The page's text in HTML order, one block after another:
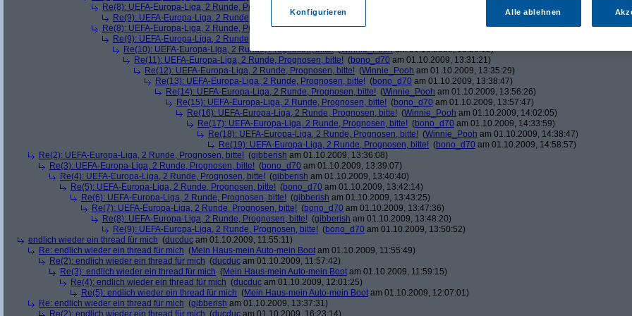
Re(8): UEFA-Europa-Liga, 2 Runde, Prognosen, bitte! ( ducduc
Re(9): UEFA-Europa-Liga, 2 Runde, Prognosen, bitte! (bono_d70
Re(8): UEFA-Europa-Liga, 2 Runde, Prognosen, bitte!(Winnie_Pooh
Re(9): UEFA-Europa-Liga, 2 Runde, Prognosen, bitte!
Re(10): UEFA-Europa-Liga, 2 Runde, Prognosen, bitte!(Winnie_Pooham 01.10.2009, 13:29:12)
Re(11): UEFA-Europa-Liga, 2 Runde, Prognosen, bitte! (bono_d70 am 01.10.2009, 13:31:21)
Re(12): UEFA-Europa-Liga, 2 Runde, Prognosen, bitte! (Winnie_Pooh am 01.10.2009, 13:35:29)
Re(13): UEFA-Europa-Liga, 2 Runde, Prognosen, bitte! (bono_d70 am 01.10.2009, 13:38:47)
Re(14): UEFA-Europa-Liga, 2 Runde, Prognosen, bitte! (Winnie_Pooh am 01.10.2009, 13:56:26)
Re(15): UEFA-Europa-Liga, 2 Runde, Prognosen, bitte! (bono_d70 am 01.10.2009, 13:57:47)
Re(16): UEFA-Europa-Liga, 2 Runde, Prognosen, bitte! (Winnie_Pooh am 01.10.2009, 14:02:05)
Re(17): UEFA-Europa-Liga, 2 Runde, Prognosen, bitte! (bono_d70 am 01.10.2009, 14:33:59)
Re(18): UEFA-Europa-Liga, 2 Runde, Prognosen, bitte! (Winnie_Pooh am 01.10.2009, 14:38:47)
Re(19): UEFA-Europa-Liga, 2 Runde, Prognosen, bitte! (bono_d70 am 01.10.2009, 14:58:57)
Re(2): UEFA-Europa-Liga, 2 Runde, Prognosen, bitte! (gibberish am 01.10.2009, 13:36:08)
Re(3): UEFA-Europa-Liga, 2 Runde, Prognosen, bitte! (bono_d70 am 01.10.2009, 13:39:07)
Re(4): UEFA-Europa-Liga, 2 Runde, Prognosen, bitte! (gibberish am 01.10.2009, 13:40:40)
Re(5): UEFA-Europa-Liga, 2 Runde, Prognosen, bitte! (bono_d70 am 01.10.2009, 13:42:14)
Re(6): UEFA-Europa-Liga, 2 Runde, Prognosen, bitte! (gibberish am 01.10.2009, 13:43:25)
Re(7): UEFA-Europa-Liga, 2 Runde, Prognosen, bitte! (bono_d70 am 01.10.2009, 13:47:36)
Re(8): UEFA-Europa-Liga, 2 Runde, Prognosen, bitte! (gibberish am 01.10.2009, 13:48:20)
Re(9): UEFA-Europa-Liga, 2 Runde, Prognosen, bitte! (bono_d70 am 01.10.2009, 13:50:52)
endlich wieder ein thread für mich (ducduc am 01.10.2009, 11:55:11)
Re: endlich wieder ein thread für mich (Mein Haus-mein Auto-mein Boot am 01.10.2009, 11:55:49)
Re(2): endlich wieder ein thread für mich (ducduc am 01.10.2009, 11:57:42)
Re(3): endlich wieder ein thread für mich (Mein Haus-mein Auto-mein Boot am 01.10.2009, 11:59:15)
Re(4): endlich wieder ein thread für mich (ducduc am 01.10.2009, 12:01:25)
Re(5): endlich wieder ein thread für mich (Mein Haus-mein Auto-mein Boot am 01.10.2009, 12:07:01)
Re: endlich wieder ein thread für mich (gibberish am 01.10.2009, 13:37:31)
Re(2): endlich wieder ein thread für mich (ducduc am 01.10.2009, 16:23:14)
Konfigurieren Alle ablehnen